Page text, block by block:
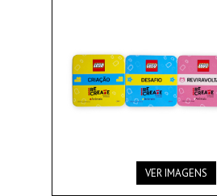
VER IMAGENS